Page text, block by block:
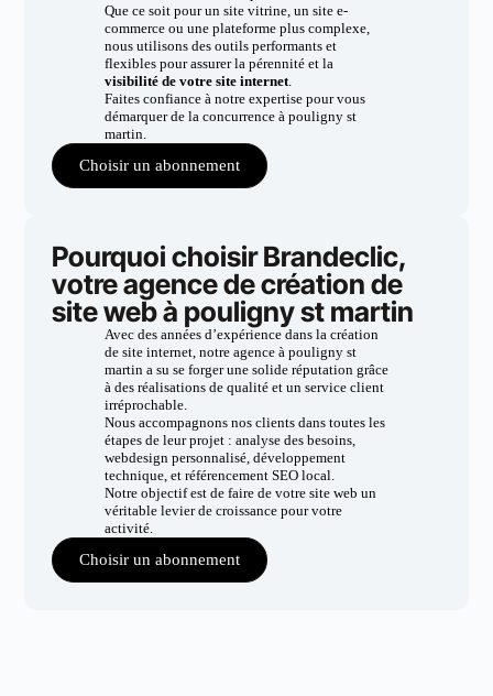
Que ce soit pour un site vitrine, un site e-
commerce ou une plateforme plus complexe,
nous utilisons des outils performants et
flexibles pour assurer la pérennité et la
visibilité de votre site internet.
Faites confiance à notre expertise pour vous
démarquer de la concurrence à pouligny st
martin.
Choisir un abonnement
Pourquoi choisir Brandeclic,
votre agence de création de
site web à pouligny st martin
Avec des années d’expérience dans la création
de site internet, notre agence à pouligny st
martin a su se forger une solide réputation grâce
à des réalisations de qualité et un service client
irréprochable.
Nous accompagnons nos clients dans toutes les
étapes de leur projet : analyse des besoins,
webdesign personnalisé, développement
technique, et référencement SEO local.
Notre objectif est de faire de votre site web un
véritable levier de croissance pour votre
activité.
Choisir un abonnement